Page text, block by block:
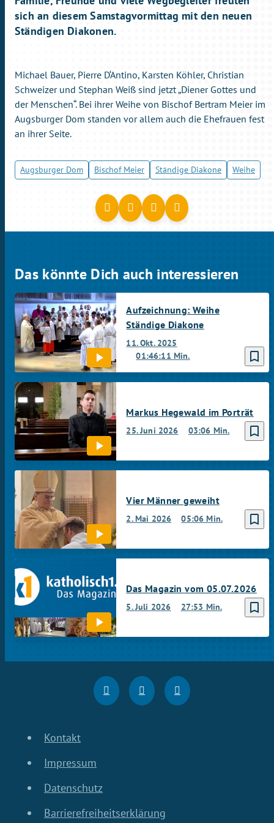
sich an diesem Samstagvormittag mit den neuen
Ständigen Diakonen.
Michael Bauer, Pierre D‘Antino, Karsten Köhler, Christian
Schweizer und Stephan Weiß sind jetzt „Diener Gottes und
der Menschen“. Bei ihrer Weihe von Bischof Bertram Meier im
Augsburger Dom standen vor allem auch die Ehefrauen fest
an ihrer Seite.
Augsburger Dom Bischof Meier Ständige Diakone Weihe
Das könnte Dich auch interessieren
bookmark_border
11. Okt. 2025
01:46:11 Min.
Aufzeichnung: Weihe
Ständige Diakone
bookmark_border
25. Juni 2026 03:06 Min.
Markus Hegewald im Porträt
bookmark_border
2. Mai 2026 05:06 Min.
Vier Männer geweiht
bookmark_border
5. Juli 2026 27:53 Min.
Das Magazin vom 05.07.2026
Kontakt
Impressum
Datenschutz
Barrierefreiheitserklärung